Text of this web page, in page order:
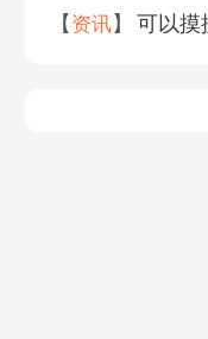
【 资讯】